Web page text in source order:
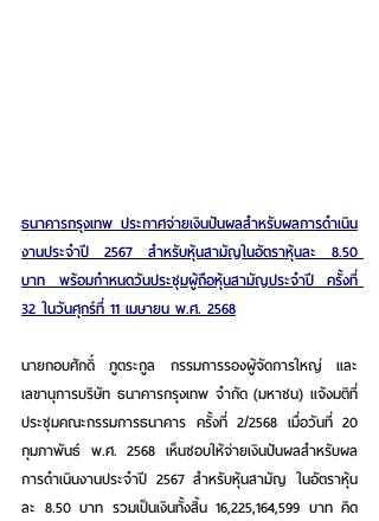
ธนาคารกรุงเทพ ประกาศจ่ายเงินปันผลสำหรับผลการดำเนิน
งานประจำปี 2567 สำหรับหุ้นสามัญในอัตราหุ้นละ 8.50
บาท พร้อมกำหนดวันประชุมผู้ถือหุ้นสามัญประจำปี ครั้งที่
32 ในวันศุกร์ที่ 11 เมษายน พ.ศ. 2568
นายกอบศักดิ์ ภูตระกูล กรรมการรองผู้จัดการใหญ่ และ
เลขานุการบริษัท ธนาคารกรุงเทพ จำกัด (มหาชน) แจ้งมติที่
ประชุมคณะกรรมการธนาคาร ครั้งที่ 2/2568 เมื่อวันที่ 20
กุมภาพันธ์ พ.ศ. 2568 เห็นชอบให้จ่ายเงินปันผลสำหรับผล
การดำเนินงานประจำปี 2567 สำหรับหุ้นสามัญ ในอัตราหุ้น
ละ 8.50 บาท รวมเป็นเงินทั้งสิ้น 16,225,164,599 บาท คิด